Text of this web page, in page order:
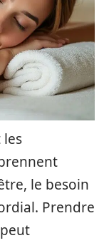
les
le besoin
Prendre